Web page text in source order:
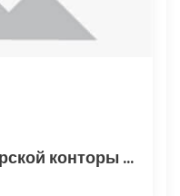
Обзор лучшей букмекерской конторы Винлайн в России